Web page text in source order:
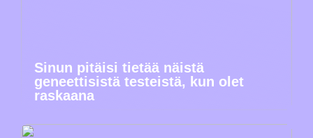
Sinun pitäisi tietää näistä
geneettisistä testeistä, kun olet
raskaana